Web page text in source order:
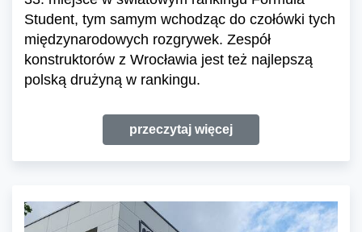
Student, tym samym wchodząc do czołówki tych
międzynarodowych rozgrywek. Zespół
konstruktorów z Wrocławia jest też najlepszą
polską drużyną w rankingu.
przeczytaj więcej